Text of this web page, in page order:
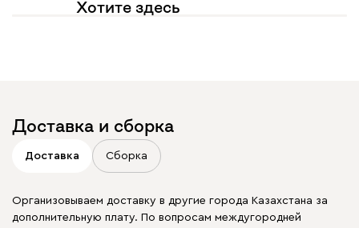
Хотите здесь
Доставка и сборка
Доставка Сборка
Организовываем доставку в другие города Казахстана за
дополнительную плату. По вопросам междугородней